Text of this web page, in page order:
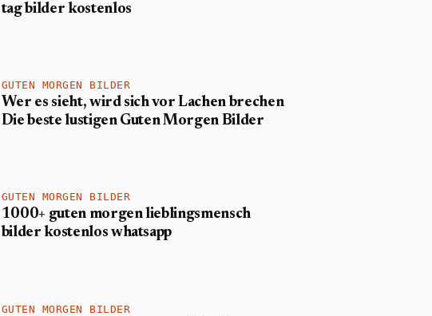
tag bilder kostenlos
GUTEN MORGEN BILDER
Wer es sieht, wird sich vor Lachen brechen
Die beste lustigen Guten Morgen Bilder
GUTEN MORGEN BILDER
1000+ guten morgen lieblingsmensch
bilder kostenlos whatsapp
GUTEN MORGEN BILDER